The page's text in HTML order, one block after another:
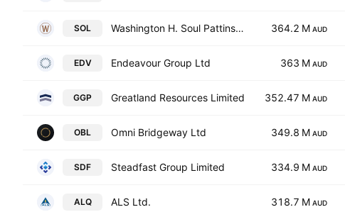
SOL Washington H. Soul Pattinson and Company Limited 364.2 M AUD
EDV Endeavour Group Ltd 363 M AUD
GGP Greatland Resources Limited 352.47 M AUD
OBL Omni Bridgeway Ltd 349.8 M AUD
SDF Steadfast Group Limited 334.9 M AUD
ALQ ALS Ltd. 318.7 M AUD